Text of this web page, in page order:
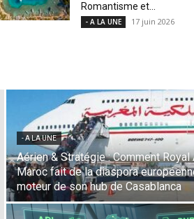
Romantisme et...
- A LA UNE 17 juin 2026
- A LA UNE
Une Révolution Stratégique à l’IATA :
Saadia Zahidi nommée Directrice
Générale